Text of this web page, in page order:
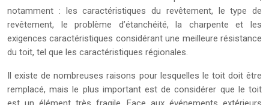
notamment : les caractéristiques du revêtement, le type de
revêtement, le problème d’étanchéité, la charpente et les
exigences caractéristiques considérant une meilleure résistance
du toit, tel que les caractéristiques régionales.
Il existe de nombreuses raisons pour lesquelles le toit doit être
remplacé, mais le plus important est de considérer que le toit